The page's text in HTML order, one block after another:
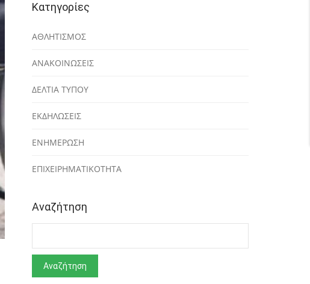
Κατηγορίες
ΑΘΛΗΤΙΣΜΟΣ
ΑΝΑΚΟΙΝΩΣΕΙΣ
ΔΕΛΤΙΑ ΤΥΠΟΥ
ΕΚΔΗΛΩΣΕΙΣ
ΕΝΗΜΕΡΩΣΗ
ΕΠΙΧΕΙΡΗΜΑΤΙΚΟΤΗΤΑ
Αναζήτηση